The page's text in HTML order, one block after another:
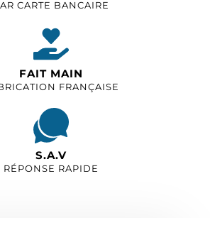
CARTE BANCAIRE
FAIT MAIN
FRANÇAISE
S.A.V
RÉPONSE RAPIDE